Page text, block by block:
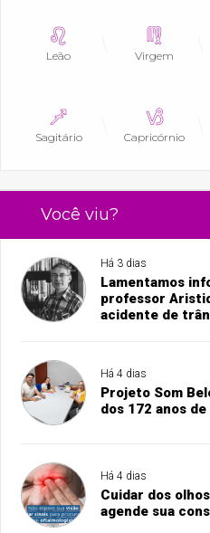
Leão Virgem
Sagitário Capricórnio
Você viu?
Há 3 dias
Lamentamos
professor
acidente de
Há 4 dias
Projeto Som
dos 172 anos
Há 4 dias
Cuidar dos
agende sua